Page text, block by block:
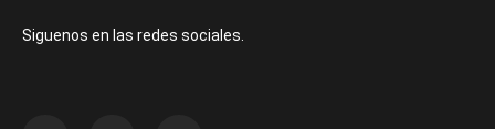
Siguenos en las redes sociales.